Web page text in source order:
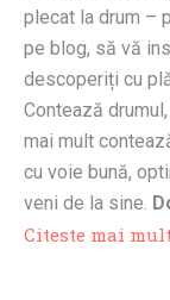
plecat la drum –
pe blog, să vă
descoperiți cu
Contează
mai mult
cu voie bună,
veni de la sine.
Citeste mai